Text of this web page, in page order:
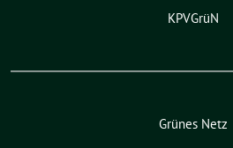
KPVGrüN
Grünes Netz